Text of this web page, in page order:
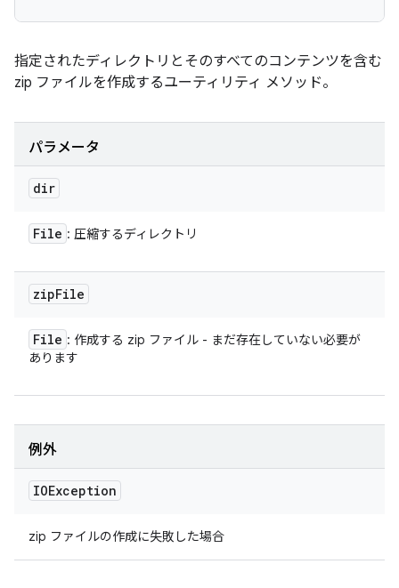
指定されたディレクトリとそのすべてのコンテンツを含む
zip ファイルを作成するユーティリティ メソッド。
パラメータ
dir
File : 圧縮するディレクトリ
zipFile
File : 作成する zip ファイル - まだ存在していない必要が
あります
例外
IOException
zip ファイルの作成に失敗した場合